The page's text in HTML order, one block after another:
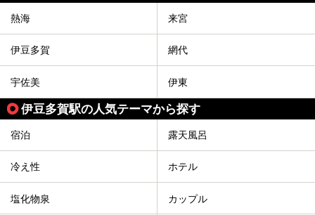
熱海 来宮
伊豆多賀 網代
宇佐美 伊東
伊豆多賀駅の人気テーマから探す
宿泊 露天風呂
冷え性 ホテル
塩化物泉 カップル